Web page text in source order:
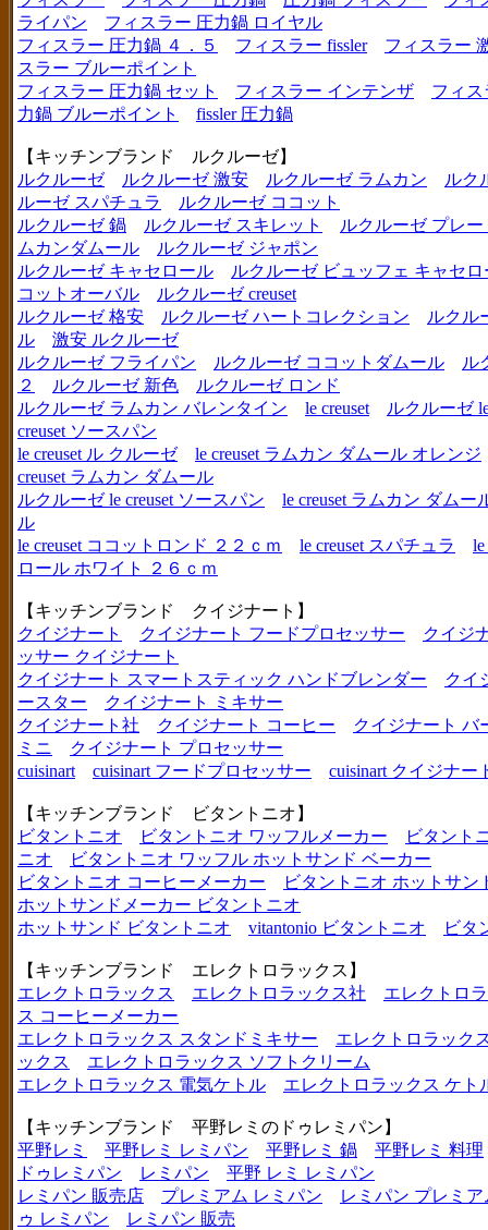
ライパン
フィスラー 圧力鍋 ロイヤル
フィスラー 圧力鍋 ４．５
フィスラー fissler
フィスラー
スラー ブルーポイント
フィスラー 圧力鍋 セット
フィスラー インテンザ
フィ
力鍋 ブルーポイント
fissler 圧力鍋
【キッチンブランド ルクルーゼ】
ルクルーゼ
ルクルーゼ 激安 ルクルーゼ ラムカン
ルク
ルーゼ スパチュラ
ルクルーゼ ココット
ルクルーゼ 鍋
ルクルーゼ スキレット
ルクルーゼ プレ
ムカンダムール
ルクルーゼ ジャポン
ルクルーゼ キャセロール
ルクルーゼ ビュッフェ キャセロ
コットオーバル
ルクルーゼ creuset
ルクルーゼ 格安
ルクルーゼ ハートコレクション
ルクル
ル
激安 ルクルーゼ
ルクルーゼ フライパン
ルクルーゼ ココットダムール
ル
２
ルクルーゼ 新色
ルクルーゼ ロンド
ルクルーゼ ラムカン バレンタイン
le creuset
ルクルーゼ
creuset ソースパン
le creuset ル クルーゼ
le creuset ラムカン ダムール オレンジ
creuset ラムカン ダムール
ルクルーゼ le creuset ソースパン
le creuset ラムカン ダム
ル
le creuset ココットロンド ２２ｃｍ
le creuset スパチュラ
le
ロール ホワイト ２６ｃｍ
【キッチンブランド クイジナート】
クイジナート
クイジナート フードプロセッサー
クイジ
ッサー クイジナート
クイジナート スマートスティック ハンドブレンダー
クイ
ースター
クイジナート ミキサー
クイジナート社
クイジナート コーヒー
クイジナート バ
ミニ
クイジナート プロセッサー
cuisinart
cuisinart フードプロセッサー cuisinart クイジナー
【キッチンブランド ビタントニオ】
ビタントニオ
ビタントニオ ワッフルメーカー
ビタント
ニオ
ビタントニオ ワッフル ホットサンド ベーカー
ビタントニオ コーヒーメーカー
ビタントニオ ホットサン
ホットサンドメーカー ビタントニオ
ホットサンド ビタントニオ
vitantonio ビタントニオ ビタ
【キッチンブランド エレクトロラックス】
エレクトロラックス
エレクトロラックス社
エレクトロ
ス コーヒーメーカー
エレクトロラックス スタンドミキサー
エレクトロラック
ックス
エレクトロラックス ソフトクリーム
エレクトロラックス 電気ケトル
エレクトロラックス ケト
【キッチンブランド 平野レミのドゥレミパン】
平野レミ
平野レミ レミパン 平野レミ 鍋
平野レミ 料理
ドゥレミパン
レミパン
平野 レミ レミパン
レミパン 販売店
プレミアム レミパン
レミパン プレミア
ゥ レミパン
レミパン 販売